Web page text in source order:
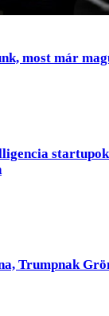
most már
Trumpnak